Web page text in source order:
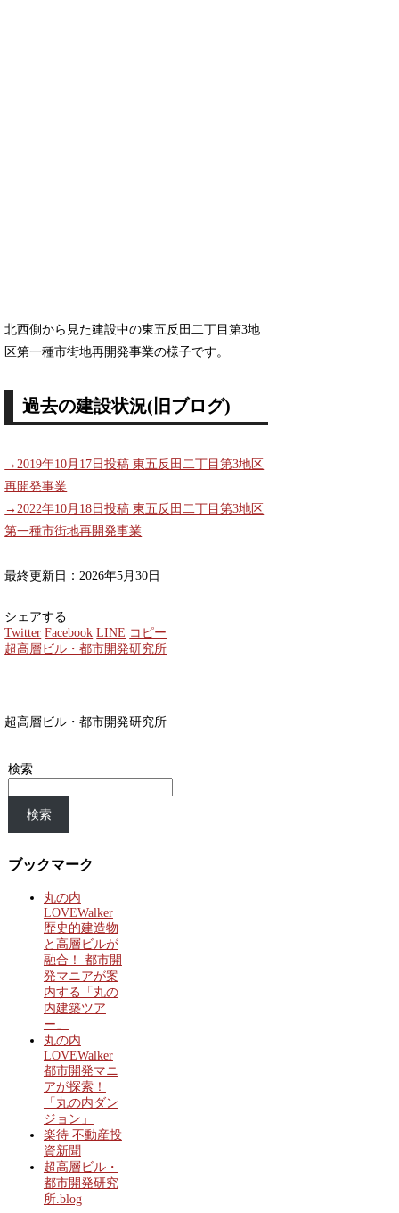
北西側から見た建設中の東五反田二丁目第3地
区第一種市街地再開発事業の様子です。
過去の建設状況(旧ブログ)
→2019年10月17日投稿 東五反田二丁目第3地区
再開発事業
→2022年10月18日投稿 東五反田二丁目第3地区
第一種市街地再開発事業
最終更新日：2026年5月30日
シェアする
Twitter Facebook LINE コピー
超高層ビル・都市開発研究所
超高層ビル・都市開発研究所
検索
検索
ブックマーク
丸の内
LOVEWalker
歴史的建造物
と高層ビルが
融合！ 都市開
発マニアが案
内する「丸の
内建築ツア
ー」
丸の内
LOVEWalker
都市開発マニ
アが探索！
「丸の内ダン
ジョン」
楽待 不動産投
資新聞
超高層ビル・
都市開発研究
所.blog